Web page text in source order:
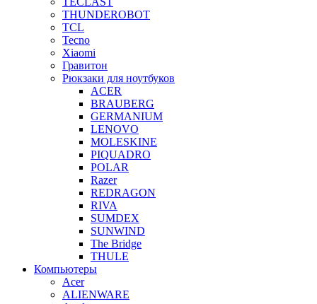
THUNDEROBOT
TCL
Tecno
Xiaomi
Гравитон
Рюкзаки для ноутбуков
ACER
BRAUBERG
GERMANIUM
LENOVO
MOLESKINE
PIQUADRO
POLAR
Razer
REDRAGON
RIVA
SUMDEX
SUNWIND
The Bridge
THULE
Компьютеры
Acer
ALIENWARE